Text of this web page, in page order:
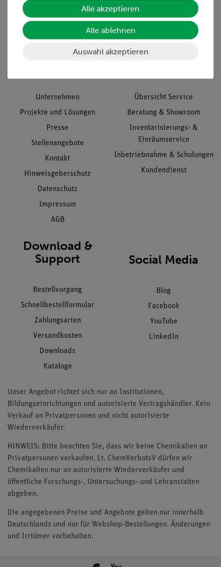
Nach oben
Unternehmen
Projekte und Lösungen
Presse
Stellenangebote
Kontakt
Hinweisgeberschutz
Datenschutz
Impressum
AGB
Übersicht Service
Beratung & Showroom
Inventarisierungs- &
Einräumservice
Inbetriebnahme & Schulungen
Kundendienst
Download &
Support
Bestellvorgang
Schnellbestellformular
Zahlungsarten
Versandkosten
Downloads
Kataloge
Social Media
Blog
Facebook
YouTube
LinkedIn
Unser Angebot richtet sich nur an Institutionen,
Bildungseinrichtungen und autorisierte Vertragshändler. Kein
Verkauf an Privatpersonen und nicht autorisierte
Wiederverkäufer.
HINWEIS: Bitte beachten Sie, dass wir keine Chemikalien an
Privatpersonen verkaufen. Lt. ChemVerbotsV dürfen wir
Chemikalien nur an autorisierte Wiederverkäufer und
öffentliche Forschungs-, Untersuchungs- und Lehranstalten
abgeben.
Die angegebenen Preise und Angebote gelten nur innerhalb
Deutschlands und nur für Webshop-Bestellungen. Änderungen
und Irrtümer vorbehalten.
Alle akzeptieren
Alle ablehnen
Auswahl akzeptieren